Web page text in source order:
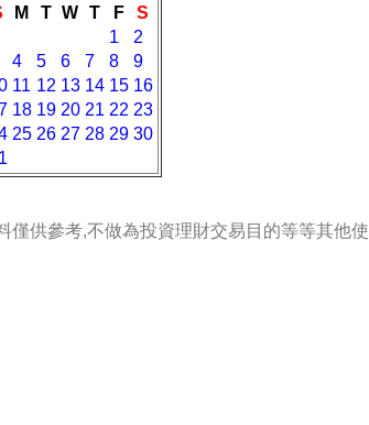
M T W T F
S
1
2
4 5 6 7 8
9
11 12 13 14 15 16
18 19 20 21 22 23
25 26 27 28 29 30
僅供參考,不做為投資理財交易目的等等其他使